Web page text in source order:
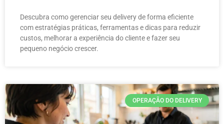
Descubra como gerenciar seu delivery de forma eficiente
com estratégias práticas, ferramentas e dicas para reduzir
custos, melhorar a experiência do cliente e fazer seu
pequeno negócio crescer.
OPERAÇÃO DO DELIVERY